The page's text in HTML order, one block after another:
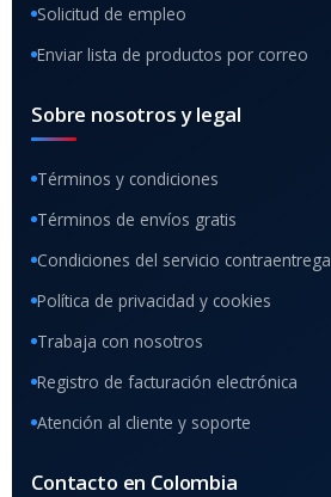
Solicitud de empleo
Enviar lista de productos por correo
Sobre nosotros y legal
Términos y condiciones
Términos de envíos gratis
Condiciones del servicio contraentrega
Política de privacidad y cookies
Trabaja con nosotros
Registro de facturación electrónica
Atención al cliente y soporte
Contacto en Colombia